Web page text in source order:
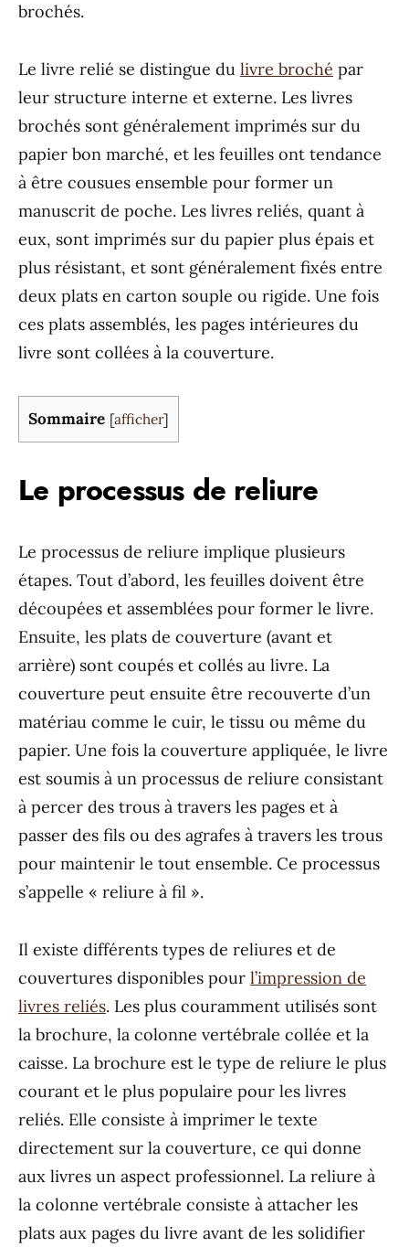
brochés.
Le livre relié se distingue du livre broché par
leur structure interne et externe. Les livres
brochés sont généralement imprimés sur du
papier bon marché, et les feuilles ont tendance
à être cousues ensemble pour former un
manuscrit de poche. Les livres reliés, quant à
eux, sont imprimés sur du papier plus épais et
plus résistant, et sont généralement fixés entre
deux plats en carton souple ou rigide. Une fois
ces plats assemblés, les pages intérieures du
livre sont collées à la couverture.
Sommaire [afficher]
Le processus de reliure
Le processus de reliure implique plusieurs
étapes. Tout d’abord, les feuilles doivent être
découpées et assemblées pour former le livre.
Ensuite, les plats de couverture (avant et
arrière) sont coupés et collés au livre. La
couverture peut ensuite être recouverte d’un
matériau comme le cuir, le tissu ou même du
papier. Une fois la couverture appliquée, le livre
est soumis à un processus de reliure consistant
à percer des trous à travers les pages et à
passer des fils ou des agrafes à travers les trous
pour maintenir le tout ensemble. Ce processus
s’appelle « reliure à fil ».
Il existe différents types de reliures et de
couvertures disponibles pour l’impression de
livres reliés. Les plus couramment utilisés sont
la brochure, la colonne vertébrale collée et la
caisse. La brochure est le type de reliure le plus
courant et le plus populaire pour les livres
reliés. Elle consiste à imprimer le texte
directement sur la couverture, ce qui donne
aux livres un aspect professionnel. La reliure à
la colonne vertébrale consiste à attacher les
plats aux pages du livre avant de les solidifier